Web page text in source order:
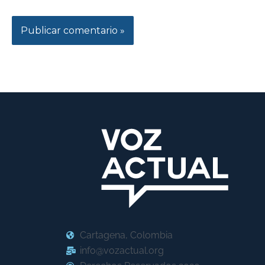
Cartagena, Colombia
info@vozactual.org